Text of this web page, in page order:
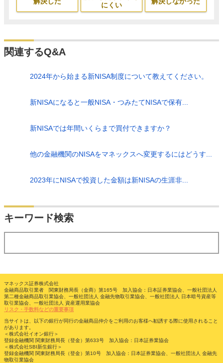
にくい
関連するQ&A
2024年から始まる新NISA制度について教えてください。
新NISAになると一般NISA・つみたてNISAで保有...
新NISAでは年間いくらまで買付できますか？
他の金融機関のNISAをマネックスへ変更するにはどうす...
2023年にNISAで投資した金額は新NISAの生涯非...
キーワード検索
マネックス証券株式会社
金融商品取引業者 関東財務局長（金商）第165号 加入協会：日本証券業協会、一般社団法人
第二種金融商品取引業協会、一般社団法人 金融先物取引業協会、一般社団法人 日本暗号資産等
取引業協会、一般社団法人 資産運用業協会
リスク・手数料などの重要事項
当サイトは、以下の銀行が同行の金融商品仲介をご利用のお客様へ勧誘する際に使用されること
があります。
＜株式会社イオン銀行＞
登録金融機関 関東財務局長（登金）第633号 加入協会：日本証券業協会
＜株式会社SBI新生銀行＞
登録金融機関 関東財務局長（登金）第10号 加入協会：日本証券業協会、一般社団法人 金融先
物取引業協会